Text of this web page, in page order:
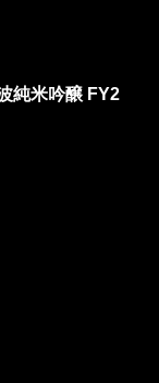
純米吟醸 FY2